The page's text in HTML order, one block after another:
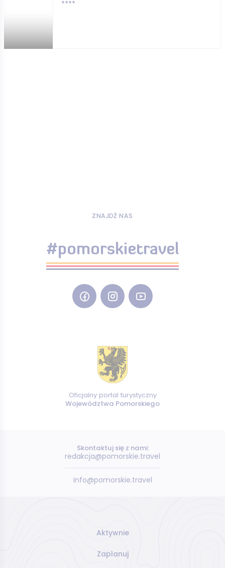
****
ZNAJDŹ NAS
#pomorskietravel
Oficjalny portal turystyczny
Województwa Pomorskiego
Skontaktuj się z nami:
redakcja@pomorskie.travel
info@pomorskie.travel
Aktywnie
Zaplanuj